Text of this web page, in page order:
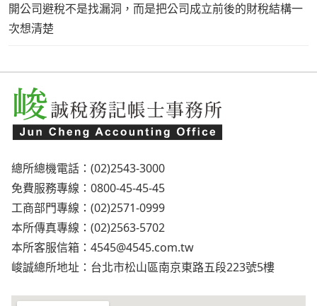
開公司避稅不是找漏洞，而是把公司成立前後的財稅結構一
次想清楚
總所總機電話：(02)2543-3000
免費服務專線：0800-45-45-45
工商部門專線：(02)2571-0999
本所傳真專線：(02)2563-5702
本所客服信箱： 4545@4545.com.tw
峻誠總所地址：台北市松山區南京東路五段223號5樓